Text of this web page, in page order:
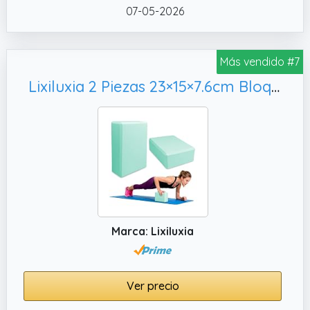
07-05-2026
Más vendido #7
Lixiluxia 2 Piezas 23×15×7.6cm Bloque Yoga, Fitne (Azul)
Marca: Lixiluxia
Ver precio